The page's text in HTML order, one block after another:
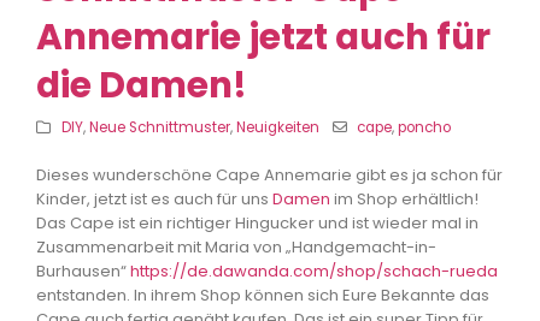
Annemarie jetzt auch für
die Damen!
DIY,Neue Schnittmuster,Neuigkeiten cape,poncho
Dieses wunderschöne Cape Annemarie gibt es ja schon für
Kinder, jetzt ist es auch für uns Damen im Shop erhältlich!
Das Cape ist ein richtiger Hingucker und ist wieder mal in
Zusammenarbeit mit Maria von „Handgemacht-in-
Burhausen“https://de.dawanda.com/shop/schach-rueda
entstanden. In ihrem Shop können sich Eure Bekannte das